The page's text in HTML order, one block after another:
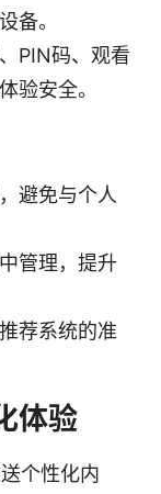
备。
PIN码、观看
验安全。
避免与个人
管理，提升
荐系统的准
体验
个性化内